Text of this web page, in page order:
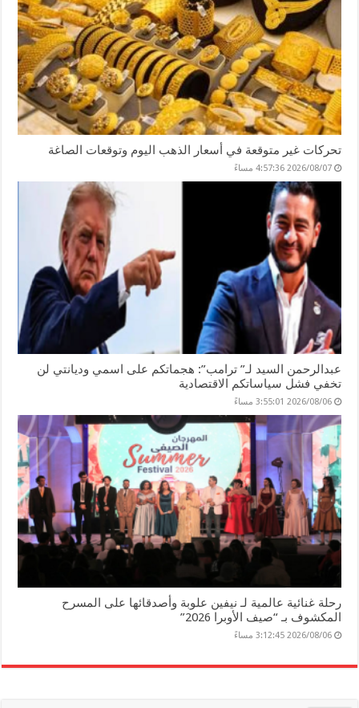
تحركات غير متوقعة في أسعار الذهب اليوم وتوقعات الصاغة
2026/08/07 4:57:36 مساءً
عبدالرحمن السيد لـ” ترامب”: هجماتكم على اسمي وديانتي لن
تخفي فشل سياساتكم الاقتصادية
2026/08/06 3:55:01 مساءً
رحلة غنائية عالمية لـ نيفين علوبة وأصدقائها على المسرح
المكشوف بـ “صيف الأوبرا 2026”
2026/08/06 3:12:45 مساءً